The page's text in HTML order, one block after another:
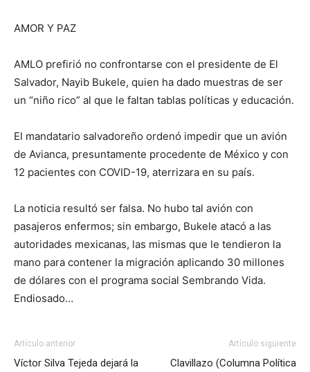
AMOR Y PAZ
AMLO prefirió no confrontarse con el presidente de El
Salvador, Nayib Bukele, quien ha dado muestras de ser
un “niño rico” al que le faltan tablas políticas y educación.
El mandatario salvadoreño ordenó impedir que un avión
de Avianca, presuntamente procedente de México y con
12 pacientes con COVID-19, aterrizara en su país.
La noticia resultó ser falsa. No hubo tal avión con
pasajeros enfermos; sin embargo, Bukele atacó a las
autoridades mexicanas, las mismas que le tendieron la
mano para contener la migración aplicando 30 millones
de dólares con el programa social Sembrando Vida.
Endiosado…
Artículo anterior
Víctor Silva Tejeda dejará la
Artículo siguiente
Clavillazo (Columna Política